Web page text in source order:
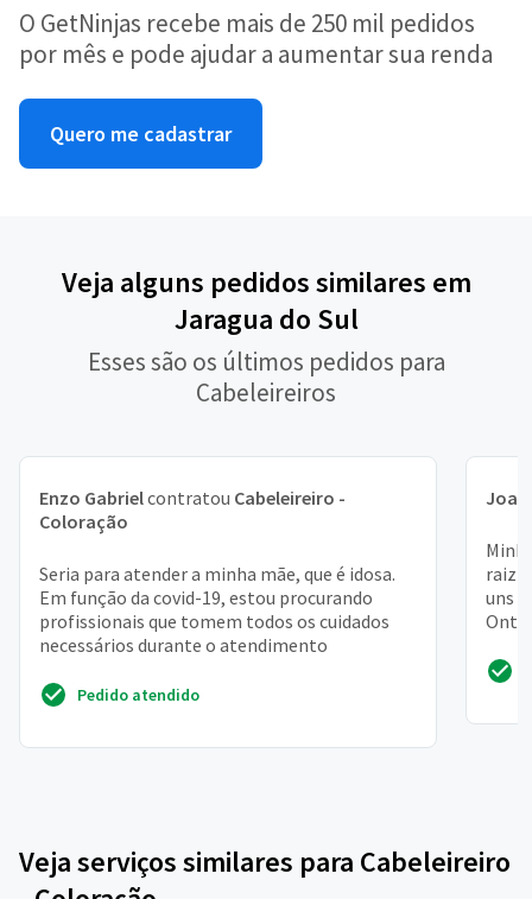
O GetNinjas recebe mais de 250 mil pedidos
por mês e pode ajudar a aumentar sua renda
Quero me cadastrar
Veja alguns pedidos similares em
Jaragua do Sul
Esses são os últimos pedidos para
Cabeleireiros
Enzo Gabrielcontratou Cabeleireiro -
Coloração
Seria para atender a minha mãe, que é idosa.
Em função da covid-19, estou procurando
profissionais que tomem todos os cuidados
necessários durante o atendimento
Pedido atendido
raiz
uns
Veja serviços similares para Cabeleireiro